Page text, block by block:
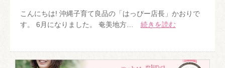
こんにちは! 沖縄子育て良品の「はっぴー店長」かおりで
す。 6月になりました。 奄美地方… 続きを読む